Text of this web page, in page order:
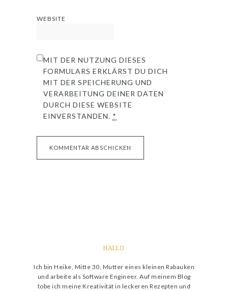
WEBSITE
MIT DER NUTZUNG DIESES
FORMULARS ERKLÄRST DU DICH
MIT DER SPEICHERUNG UND
VERARBEITUNG DEINER DATEN
DURCH DIESE WEBSITE
EINVERSTANDEN. *
HALLO
Ich bin Heike, Mitte 30, Mutter eines kleinen Rabauken
und arbeite als Software Engineer. Auf meinem Blog
tobe ich meine Kreativität in leckeren Rezepten und